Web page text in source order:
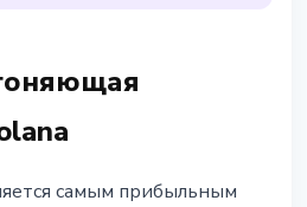
самым прибыльным